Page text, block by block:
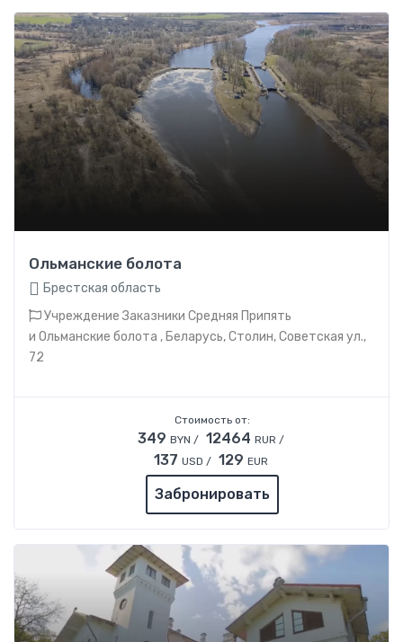
Ольманские болота
Брестская область
Учреждение Заказники Средняя Припять
и Ольманские болота , Беларусь, Столин, Советская ул.,
72
Стоимость от:
349 BYN / 12464 RUR /
137 USD / 129 EUR
Забронировать